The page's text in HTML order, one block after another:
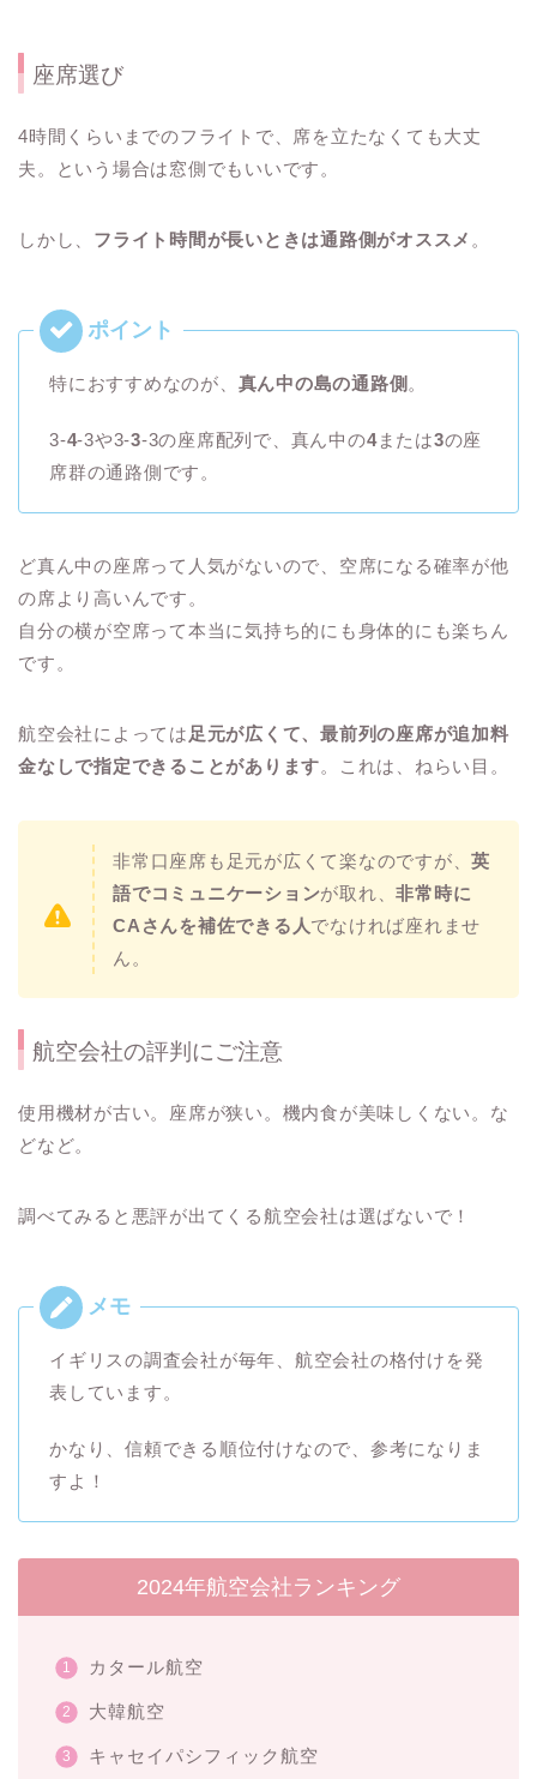
座席選び
4時間くらいまでのフライトで、席を立たなくても大丈
夫。という場合は窓側でもいいです。
しかし、 フライト時間が長いときは通路側がオススメ 。
特におすすめなのが、 真ん中の島の通路側 。
3-4-3や3-3-3の座席配列で、真ん中の4または3の座
席群の通路側です。
ど真ん中の座席って人気がないので、空席になる確率が他
の席より高いんです。
自分の横が空席って本当に気持ち的にも身体的にも楽ちん
です。
航空会社によっては 足元が広くて、最前列の座席が追加料
金なしで指定できることがあります。これは、ねらい目。
非常口座席も足元が広くて楽なのですが、英
語でコミュニケーションが取れ、非常時に
CAさんを補佐できる人でなければ座れませ
ん。
航空会社の評判にご注意
使用機材が古い。座席が狭い。機内食が美味しくない。な
どなど。
調べてみると悪評が出てくる航空会社は選ばないで！
イギリスの調査会社が毎年、航空会社の格付けを発
表しています。
かなり、信頼できる順位付けなので、参考になりま
すよ！
2024年航空会社ランキング
カタール航空
大韓航空
キャセイパシフィック航空